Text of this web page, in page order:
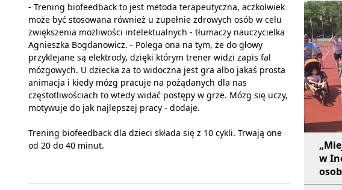
w
- Trening biofeedback to jest metoda terapeutyczna, aczkolwiek
może być stosowana również u zupełnie zdrowych osób w celu
zwiększenia możliwości intelektualnych - tłumaczy nauczycielka
Agnieszka Bogdanowicz. - Polega ona na tym, że do głowy
przyklejane są elektrody, dzięki którym trener widzi zapis fal
mózgowych. U dziecka za to widoczna jest gra albo jakaś prosta
animacja i kiedy mózg pracuje na pożądanych dla nas
częstotliwościach to wtedy widać postępy w grze. Mózg się uczy,
motywuje do jak najlepszej pracy - dodaje.
Trening biofeedback dla dzieci składa się z 10 cykli. Trwają one
od 20 do 40 minut.